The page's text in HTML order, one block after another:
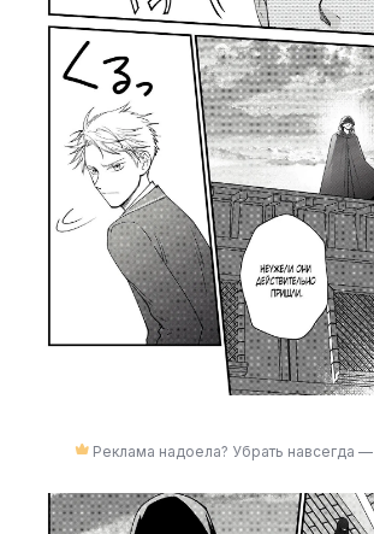
Реклама надоела? Убрать навсегда —